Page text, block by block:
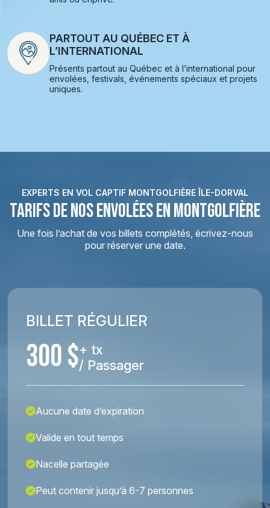
PARTOUT AU QUÉBEC ET À
L’INTERNATIONAL
Présents partout au Québec et à l’international pour
envolées, festivals, événements spéciaux et projets
uniques.
EXPERTS EN VOL CAPTIF MONTGOLFIÈRE ÎLE-DORVAL
TARIFS DE NOS ENVOLÉES EN MONTGOLFIÈRE
Une fois l’achat de vos billets complétés, écrivez-nous
pour réserver une date.
BILLET RÉGULIER
300 $+ tx
/ Passager
Aucune date d’expiration
Valide en tout temps
Nacelle partagée
Peut contenir jusqu’à 6-7 personnes